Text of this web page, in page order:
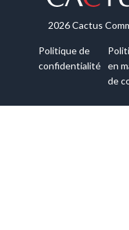
2026 Cactus
Politique de
confidentialité en
de